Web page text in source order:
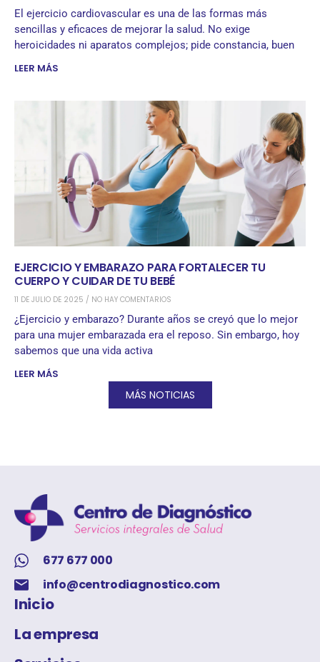
El ejercicio cardiovascular es una de las formas más
sencillas y eficaces de mejorar la salud. No exige
heroicidades ni aparatos complejos; pide constancia, buen
LEER MÁS
EJERCICIO Y EMBARAZO PARA FORTALECER TU
CUERPO Y CUIDAR DE TU BEBÉ
11 DE JULIO DE 2025 NO HAY COMENTARIOS
¿Ejercicio y embarazo? Durante años se creyó que lo mejor
para una mujer embarazada era el reposo. Sin embargo, hoy
sabemos que una vida activa
LEER MÁS
MÁS NOTICIAS
677 677 000
info@centrodiagnostico.com
Inicio
La empresa